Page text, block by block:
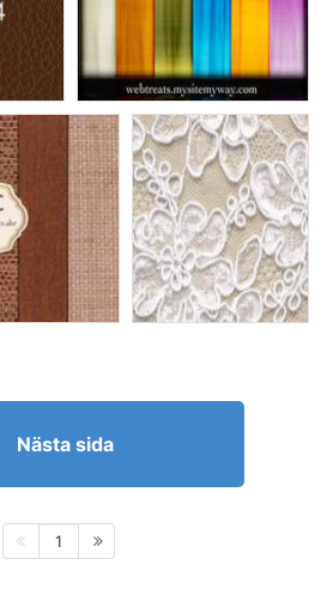
Nästa sida
1